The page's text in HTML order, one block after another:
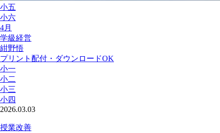
小五
小六
4月
学級経営
紺野悟
プリント配付・ダウンロードOK
小一
小二
小三
小四
2026.03.03
授業改善